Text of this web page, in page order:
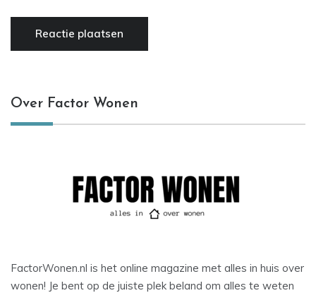
Over Factor Wonen
FactorWonen.nl is het online magazine met alles in huis over
wonen! Je bent op de juiste plek beland om alles te weten